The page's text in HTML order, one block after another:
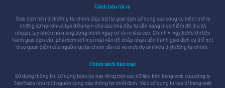
Cảnh báo rủi ro
Giao dịch trên thị trường tài chính (đặc biệt là giao dịch sử dụng các công cụ biên) mở ra
những cơ hội lớn và tạo điều kiện cho các nhà đầu tư sẵn sàng mạo hiểm để thu lợi
nhuận, tuy nhiên nó mang trong mình nguy cơ rủi ro khá cao. Chính vì vậy trước khi tiến
hành giao dịch cần phải xem xét mọi mặt vấn đề chấp nhận tiến hành giao dịch cụ thể xét
theo quan điểm của nguồn lực tài chính sẵn có và mức độ am hiểu thị trường tài chính.
Chính sách bảo mật
Sử dụng thông tin: sử dụng toàn bộ hay riêng biệt các dữ liệu trên trang web của công ty
TeleTrade như một nguồn cung cấp thông tin nhất định. Việc sử dụng tư liệu từ trang web